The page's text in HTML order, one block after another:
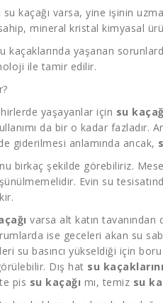
kaçağı varsa, yine işinin
mineral kristal kimyasal
kaçaklarında yaşanan
ile tamir edilir.
yaşayanlar için su
da bir o kadar fazladır.
giderilmesi anlamında ancak,
birkaç şekilde görebiliriz.
Evin su
varsa alt katın tavanından
ise geceleri akan su
su basıncı yükseldiği için boru
Dış hat su kaçaklarını
pis su kaçağı mı, temiz su